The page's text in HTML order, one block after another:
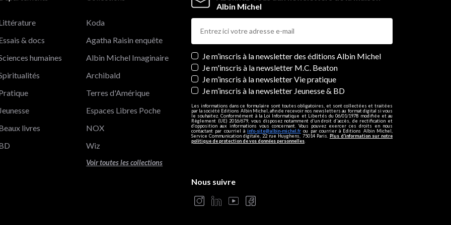
Albin Michel
Newsletters
Je m’inscris à la newsletter des éditions Albin Michel
Je m'inscris à la newsletter M.C. Beaton
Je m’inscris à la newsletter Vie pratique
Je m’inscris à la newsletter Jeunesse & BD
Les informations dans ce formulaire sont toutes obligatoires, et sont collectées et traitées
par la société Editions Albin Michel, afin de recevoir nos newsletters au format digital si vous
le souhaitez. Conformément à la Loi Informatique et Libertés du 06/01/1978 modifiée et au
Règlement (UE) 2016/679, vous disposez notamment d'un droit d'accès, de rectification et
d’opposition aux informations vous concernant. Vous pouvez exercer ces droits en nous
contactant par courriel àinfo-site@albin-michel.fr ou par courrier à Editions Albin Michel,
Service Communication digitale, 22 rue Huyghens, 75014 Paris. Plus d’information sur notre
politique de protection de vos données personnelles
& docs
humaines
Jeunesse
livres
Koda
Agatha Raisin enquête
Albin Michel Imaginaire
Archibald
Terres d'Amérique
Espaces Libres Poche
NOX
Wiz
Voir toutes les collections
Nous suivre